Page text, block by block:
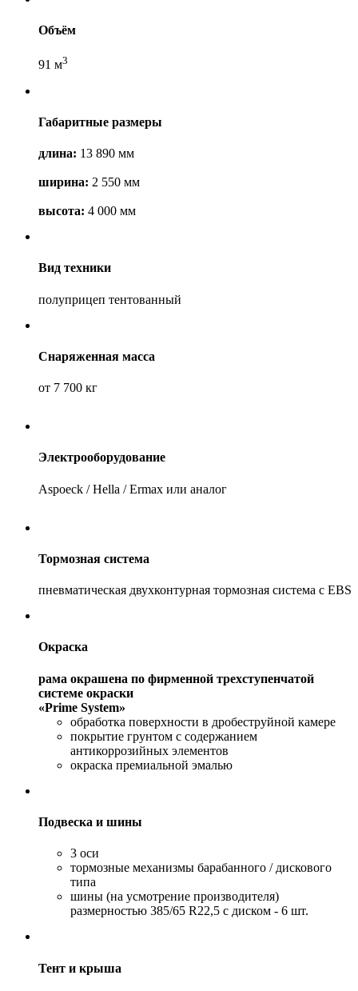
Объём
91 м3
Габаритные размеры
длина: 13 890 мм
ширина: 2 550 мм
высота: 4 000 мм
Вид техники
полуприцеп тентованный
Снаряженная масса
от 7 700 кг
Электрооборудование
Aspoeck / Hella / Ermax или аналог
Тормозная система
пневматическая двухконтурная тормозная система с EBS
Окраска
рама окрашена по фирменной трехступенчатой
системе окраски
«Prime System»
обработка поверхности в дробеструйной камере
покрытие грунтом с содержанием
антикоррозийных элементов
окраска премиальной эмалью
Подвеска и шины
3 оси
тормозные механизмы барабанного / дискового
типа
шины (на усмотрение производителя)
размерностью 385/65 R22,5 с диском - 6 шт.
Тент и крыша